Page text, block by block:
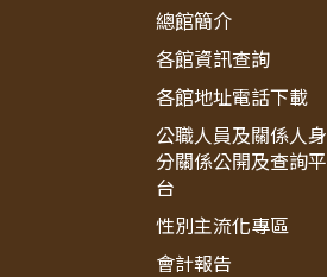
總館簡介
各館資訊查詢
各館地址電話下載
公職人員及關係人身
分關係公開及查詢平
台
性別主流化專區
會計報告